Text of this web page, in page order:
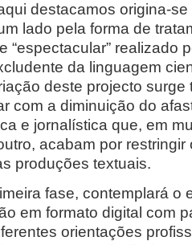
destacamos origina-
lado pela forma de
“espectacular” realizado
da linguagem
deste projecto surge
com a diminuição do
e jornalística que, em
acabam por restringir
produções textuais.
fase, contemplará o
em formato digital com
orientações